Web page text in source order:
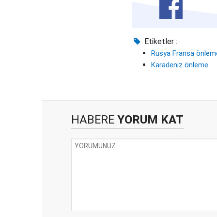
Etiketler :
Rusya Fransa
Karadeniz önleme
HABERE YORUM KAT